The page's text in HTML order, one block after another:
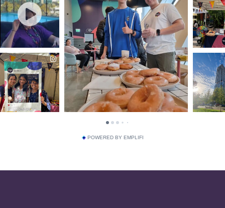
POWERED BY EMPLIFI